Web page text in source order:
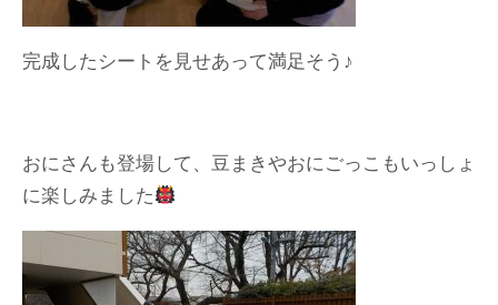
完成したシートを見せあって満足そう♪
おにさんも登場して、豆まきやおにごっこもいっしょ
に楽しみました